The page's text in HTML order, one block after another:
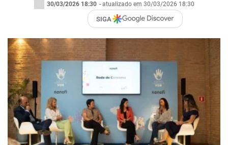
30/03/2026 18:30 - atualizado em 30/03/2026 18:30
SIGA